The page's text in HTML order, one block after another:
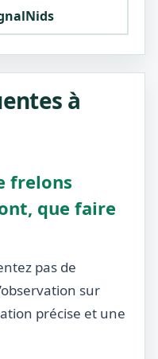
à
frelons
que faire
pas de
sur
précise et une